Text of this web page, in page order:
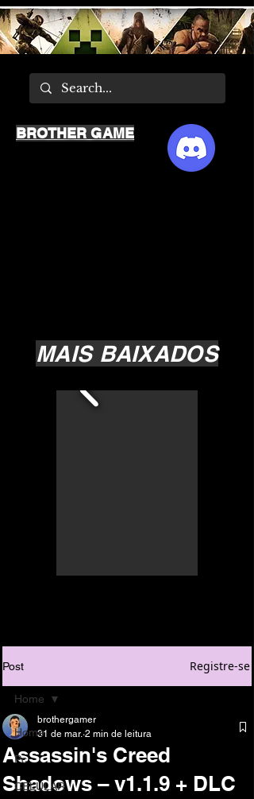
MAIS BAIXADOS
BROTHER GAME
Post Registre-se
Home
Pc
CELULAR
Home
Assassin's Creed
Shadows – v1.1.9 + DLC
brothergamer
31 de mar. 2 min de leitura